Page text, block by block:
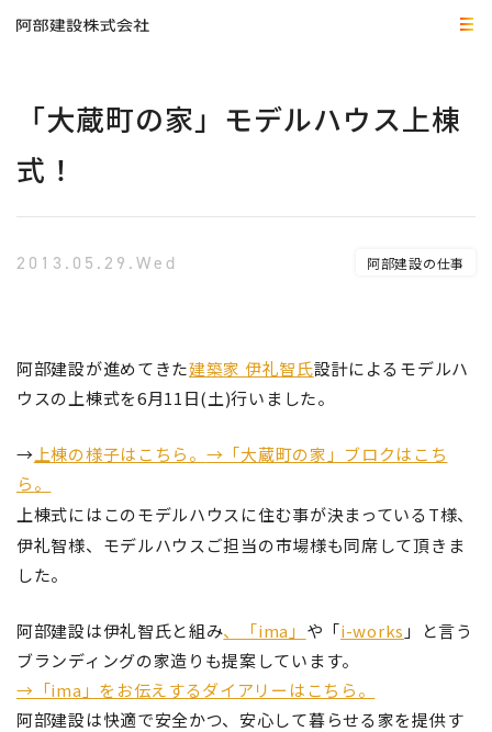
「大蔵町の家」モデルハウス上棟
式！
2013.05.29.Wed 阿部建設の仕事
阿部建設が進めてきた建築家 伊礼智氏設計によるモデルハ
ウスの上棟式を6月11日(土)行いました。
→ 上棟の様子はこちら。 →「大蔵町の家」ブロクはこち
ら。
上棟式にはこのモデルハウスに住む事が決まっているT様、
伊礼智様、モデルハウスご担当の市場様も同席して頂きま
した。
阿部建設は伊礼智氏と組み、「ima」 や「i-works 」と言う
ブランディングの家造りも提案しています。
→「ima」をお伝えするダイアリーはこちら。
阿部建設は快適で安全かつ、安心して暮らせる家を提供す